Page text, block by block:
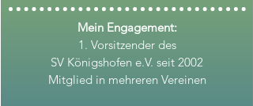
Mein Engagement:
1. Vorsitzender des
SV Königshofen e.V. seit 2002
Mitglied in mehreren Vereinen